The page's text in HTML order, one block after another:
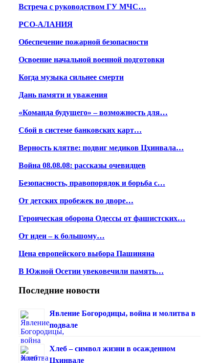
Встреча с руководством ГУ МЧС…
РСО-АЛАНИЯ
Обеспечение пожарной безопасности
Освоение начальной военной подготовки
Когда музыка сильнее смерти
Дань памяти и уважения
«Команда будущего» – возможность для…
Сбой в системе банковских карт…
Верность клятве: подвиг медиков Цхинвала…
Война 08.08.08: рассказы очевидцев
Безопасность, правопорядок и борьба с…
От детских пробежек во дворе…
Героическая оборона Одессы от фашистских…
От идеи – к большому…
Цена европейского выбора Пашиняна
В Южной Осетии увековечили память…
Последние новости
Явление Богородицы, война и молитва в
подвале
Хлеб – символ жизни в осажденном
Цхинвале